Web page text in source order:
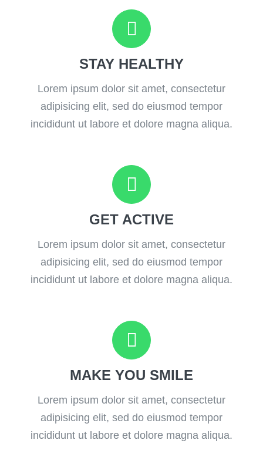
STAY HEALTHY
Lorem ipsum dolor sit amet, consectetur
adipisicing elit, sed do eiusmod tempor
incididunt ut labore et dolore magna aliqua.
GET ACTIVE
Lorem ipsum dolor sit amet, consectetur
adipisicing elit, sed do eiusmod tempor
incididunt ut labore et dolore magna aliqua.
MAKE YOU SMILE
Lorem ipsum dolor sit amet, consectetur
adipisicing elit, sed do eiusmod tempor
incididunt ut labore et dolore magna aliqua.